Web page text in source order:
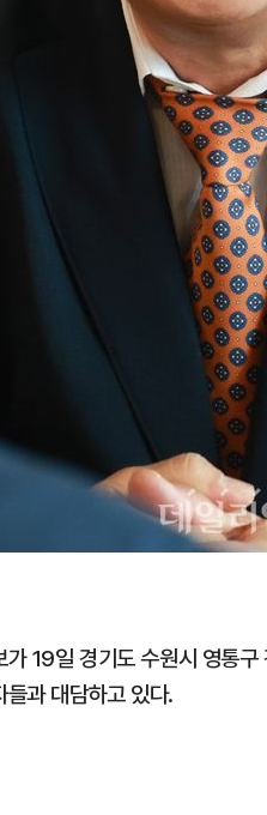
19일 경기도 수원시 영통
과 대담하고 있다.